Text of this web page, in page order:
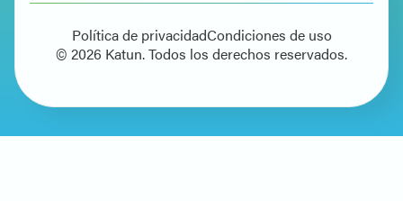
© 2026 Katun. Todos los derechos reservados.
Política de privacidadCondiciones de uso